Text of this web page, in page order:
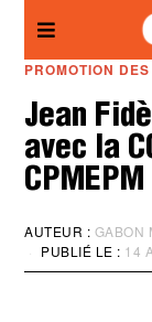
PROMOTION
Jean
avec la
CPMEPM
AUTEUR : GABON
PUBLIÉ LE : 14
Panneau de gestion